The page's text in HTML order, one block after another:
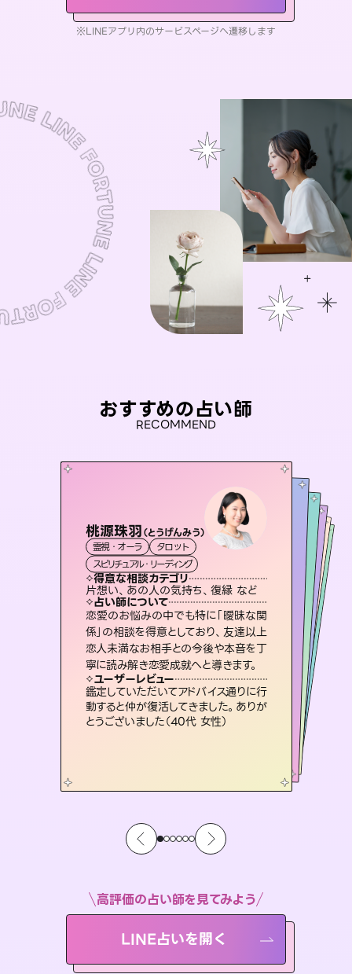
※LINEアプリ内のサービスページへ遷移します
おすすめの占い師
RECOMMEND
桃源珠羽（とうげんみう）
霊視・オーラ
タロット
スピリチュアル・リーディング
得意な相談カテゴリ
片想い、あの人の気持ち、復縁 など
占い師について
恋愛のお悩みの中でも特に「曖昧な関
係」の相談を得意としており、友達以上
恋人未満なお相手との今後や本音を丁
寧に読み解き恋愛成就へと導きます。
ユーザーレビュー
鑑定していただいてアドバイス通りに行
動すると仲が復活してきました。ありが
とうございました（40代 女性）
未来視師＊花
霊視・オーラ 心理学
スピリチュアル・リーディング
得意な相談カテゴリ
出逢い、片想い、復縁 など
占い師について
未来には何パターンもの選択肢があり
ます。不安で視えにくくなっているあな
たの素敵な未来を見つけ、その未来を
選択できるようアドバイスします。
ユーザーレビュー
職場の人の性質や人間関係、本心など
本当によく視えていてびっくり。対策が
打てて前向きになれます（40代）
彗望（すいぼう
霊視・オーラ
スピリチュアル・リーディング
得意な相談カテゴリ
片想い、あの人の気持ち、復縁 など
占い師について
3,700年以上の歴史を持つ東洋最古の
占術「易占」で詳細まで占い、幸せへ向
かう道筋を示します。厳しい結果にも具
体的な対策をお伝えします。
ユーザーレビュー
複雑な背景もしっかり聞いて鑑定して
いただけました。気持ちが楽になりまし
た（50代 女性）
アイリス -iris-
西洋占星術
ルーン
得意な相談カテゴリ
恋愛総合、片想い、二人の未来 など
占い師について
復縁、恋愛、不倫の行方、同性愛や片思い、仕事関係や借金問題まで知りたいことや心の負担になっていることを紐解き、背中をそっと押して導きます。
ユーザーレビュー
安心感のあり、言い切ってくれる所や濁
さない鑑定のおかげで、毎回自分の気
持ちを整えられます（30代 男性）
おう 霊感オラクル
霊視・オーラ
オラクルカード
得意な相談カテゴリ
恋愛総合、あの人の気持ち など
占い師について
霊視×オラクルカードを使って「今」と
「未来」そして「気になるあの人の気持
ち」まで丁寧に読み解き、恋や人生のヒ
ントを優しく引き出します。
ユーザーレビュー
不安な気持ちが嘘みたいに晴れまし
た…！よく視えていらっしゃるんだなと
感じました（40代 女性）
セラピスト理恵
霊視・オーラ タロット
スピリチュアル・リーディング
得意な相談カテゴリ
片想い、二人の未来、年の差 など
占い師について
連絡再開、復縁、成就などの報告実績
多数。セラピストとして2万超の施術経
験があるからこそできる鑑定で、より良
い未来をサポートします。
ユーザーレビュー
とても心温まる鑑定でした。しかもこち
らは何も言っていないのに視えていらっ
しゃるんだなと驚きです（30代女性）
高評価の占い師を見てみよう
LINE占いを開く